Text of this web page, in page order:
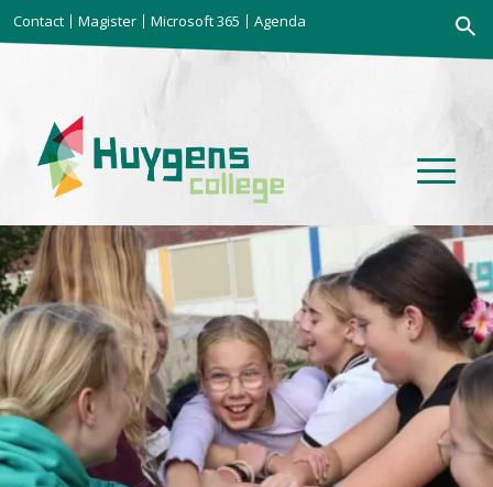
Contact Magister Microsoft 365 Agenda
naar: